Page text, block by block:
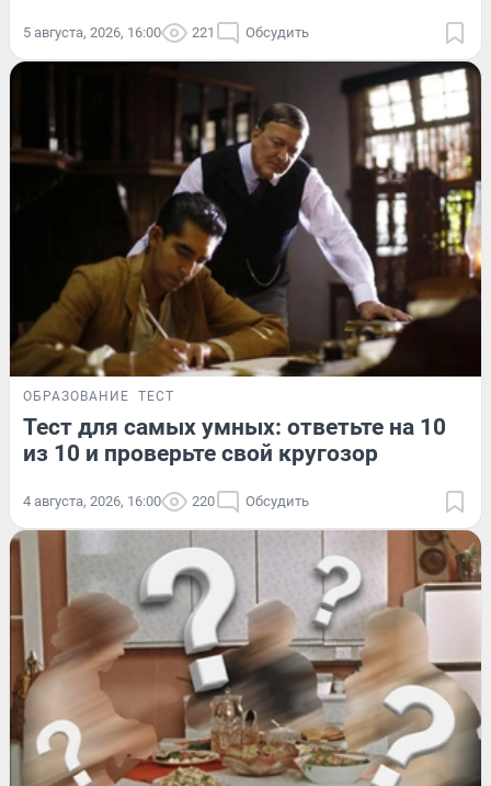
5 августа, 2026, 16:00 221 Обсудить
ОБРАЗОВАНИЕ ТЕСТ
Тест для самых умных: ответьте на 10
из 10 и проверьте свой кругозор
4 августа, 2026, 16:00 220 Обсудить